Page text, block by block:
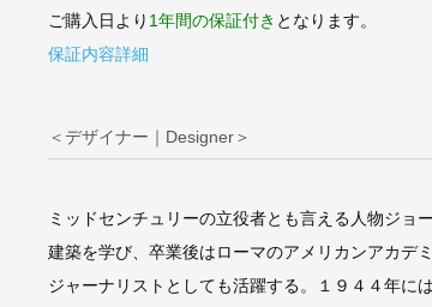
ご購入日より 1年間の保証付き となります。
保証内容詳細
＜デザイナー｜Designer＞
ミッドセンチュリーの立役者とも言える人物ジョ
建築を学び、卒業後はローマのアメリカンアカデ
ジャーナリストとしても活躍する。１９４４年に